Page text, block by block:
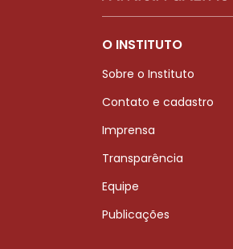
O INSTITUTO
Sobre o Instituto
Contato e cadastro
Imprensa
Transparência
Equipe
Publicações